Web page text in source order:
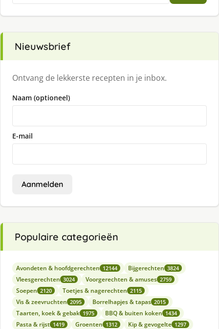
Nieuwsbrief
Ontvang de lekkerste recepten in je inbox.
Naam (optioneel)
E-mail
Aanmelden
Populaire categorieën
Avondeten & hoofdgerechten 12144 Bijgerechten 3824
Vleesgerechten 3024 Voorgerechten & amuses 2759
Soepen 2120 Toetjes & nagerechten 2115
Vis & zeevruchten 2095 Borrelhapjes & tapas 2015
Taarten, koek & gebak 1975 BBQ & buiten koken 1434
Pasta & rijst 1419 Groenten 1312 Kip & gevogelte 1297